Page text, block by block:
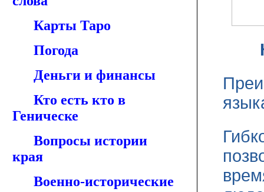
Карты Таро
Погода
Деньги и финансы
Кто есть кто в
Геническе
Вопросы истории
края
Военно-исторические